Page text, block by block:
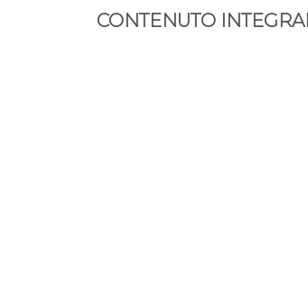
CONTENUTO